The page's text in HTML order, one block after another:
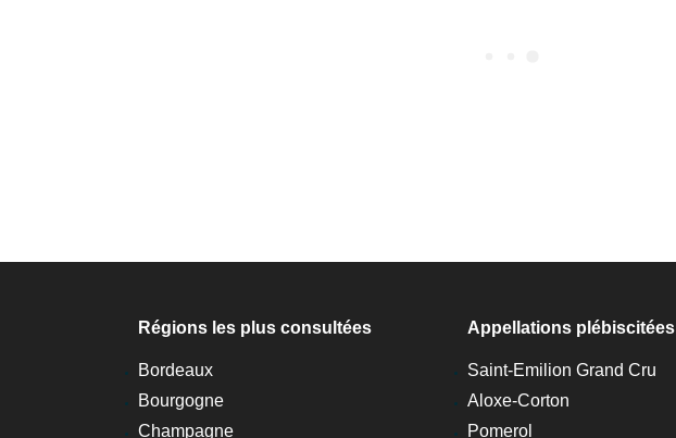
Régions les plus consultées
Bordeaux
Bourgogne
Champagne
Appellations plébiscitées
Saint-Emilion Grand Cru
Aloxe-Corton
Pomerol